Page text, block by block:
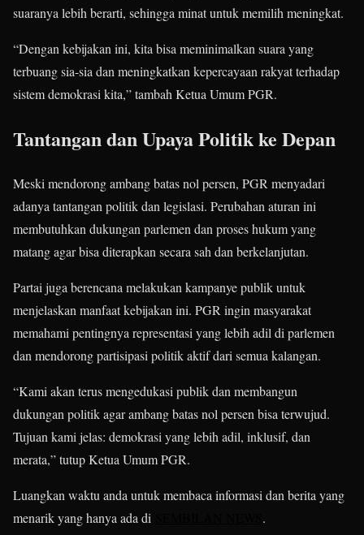
suaranya lebih berarti, sehingga minat untuk memilih meningkat.
“Dengan kebijakan ini, kita bisa meminimalkan suara yang
terbuang sia-sia dan meningkatkan kepercayaan rakyat terhadap
sistem demokrasi kita,” tambah Ketua Umum PGR.
Tantangan dan Upaya Politik ke Depan
Meski mendorong ambang batas nol persen, PGR menyadari
adanya tantangan politik dan legislasi. Perubahan aturan ini
membutuhkan dukungan parlemen dan proses hukum yang
matang agar bisa diterapkan secara sah dan berkelanjutan.
Partai juga berencana melakukan kampanye publik untuk
menjelaskan manfaat kebijakan ini. PGR ingin masyarakat
memahami pentingnya representasi yang lebih adil di parlemen
dan mendorong partisipasi politik aktif dari semua kalangan.
“Kami akan terus mengedukasi publik dan membangun
dukungan politik agar ambang batas nol persen bisa terwujud.
Tujuan kami jelas: demokrasi yang lebih adil, inklusif, dan
merata,” tutup Ketua Umum PGR.
Luangkan waktu anda untuk membaca informasi dan berita yang
menarik yang hanya ada di
.